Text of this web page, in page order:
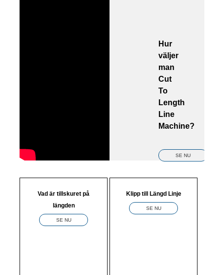
Hur
väljer
man
Cut
To
Length
Line
Machine?
SE NU
Vad är tillskuret på
längden
SE NU
Klipp till Längd Linje
SE NU